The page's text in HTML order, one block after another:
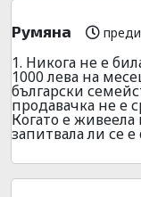
Румяна
1. Никога не е
1000 лева на
български
продавачка не е
Когато е
запитвала ли се